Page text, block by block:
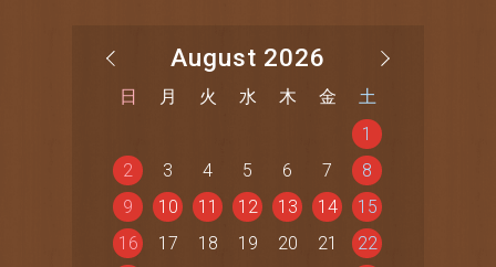
August 2026
日 月 火 水 木 金
土
1
2
3 4 5 6 7
8
9
10 11 12 13 14
15
16
17 18 19 20 21
22